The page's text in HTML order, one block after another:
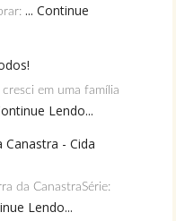
... Continue
em uma família
Lendo...
Canastra - Cida
da CanastraSérie:
Lendo...